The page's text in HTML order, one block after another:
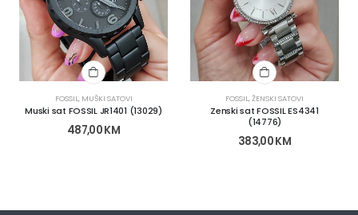
FOSSIL, MUŠKI SATOVI
Muski sat FOSSIL JR1401 (13029)
487,00KM
FOSSIL,ŽENSKI SATOVI
Zenski sat FOSSIL ES4341
(14776)
383,00KM